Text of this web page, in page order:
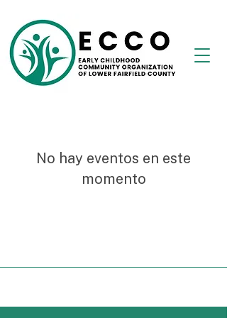
No hay eventos en este
momento